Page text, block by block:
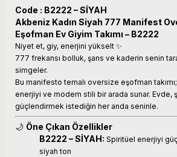
Code : B2222 – SİYAH
Akbeniz Kadın Siyah 777 Manifest
Eşofman Ev Giyim Takımı – B2222
Niyet et, giy, enerjini yükselt ✨
777 frekansı bolluk, şans ve kaderin senin
simgeler.
Bu manifesto temalı oversize eşofman
enerjiyi ve modern stili bir arada sunar. Evde,
güçlendirmek istediğin her anda seninle.
🌙 Öne Çıkan Özellikler
B2222 – SİYAH: Spiritüel enerjiyi
siyah ton